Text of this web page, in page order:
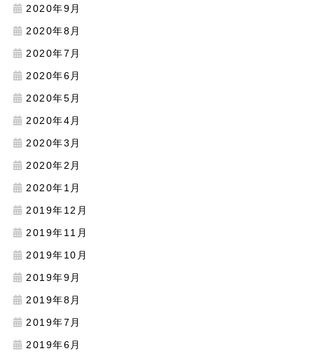
2020年9月
2020年8月
2020年7月
2020年6月
2020年5月
2020年4月
2020年3月
2020年2月
2020年1月
2019年12月
2019年11月
2019年10月
2019年9月
2019年8月
2019年7月
2019年6月